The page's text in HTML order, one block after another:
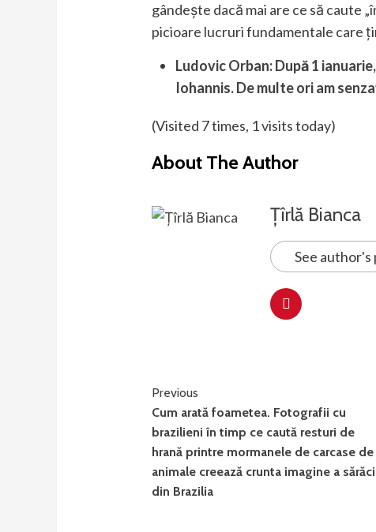
gândeşte dacă mai are ce să caute
picioare lucruri fundamentale care
Ludovic Orban: După 1
Iohannis. De multe ori am
(Visited 7 times, 1 visits today)
About The Author
Țîrlă Bianca
See author's
Continue
Reading
Previous
Cum arată foametea. Fotografii cu
brazilieni în timp ce caută resturi de
hrană printre mormanele de carcase de
animale creează crunta imagine a
din Brazilia